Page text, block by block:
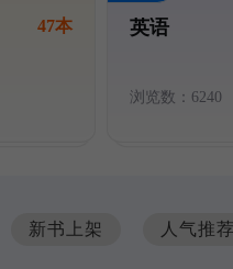
47本 英语
浏览数：6240
新书上架 人气推